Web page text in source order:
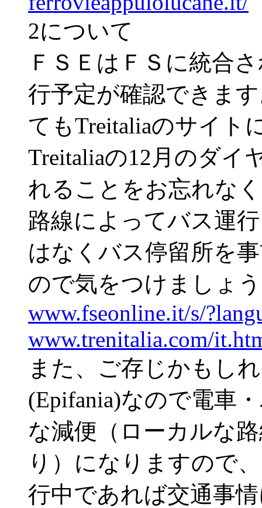
2について
ＦＳＥはＦＳに統合
行予定が確認できま
てもTreitaliaのサイト
Treitaliaの12月のダイ
れることをお忘れな
路線によってバス運
はなくバス停留所を
ので気をつけましょ
www.fseonline.it/s/
www.trenitalia.com/
また、ご存じかもし
(Epifania)なので電車
な減便（ローカルな
り）になりますので
行中であれば交通事